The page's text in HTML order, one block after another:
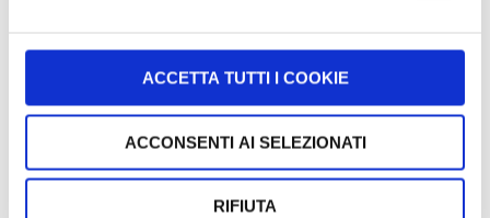
ACCETTA TUTTI I COOKIE
ACCONSENTI AI SELEZIONATI
RIFIUTA
sarà sostenuta da un certo fattore d’incertezza o
casualità, in grado di fomentare le loro aspettative
nei confronti dell’azione che staranno per compiere
giocare). Starà poi all’abilità del Game Designer,
impedire il tradimento delle aspettative dei